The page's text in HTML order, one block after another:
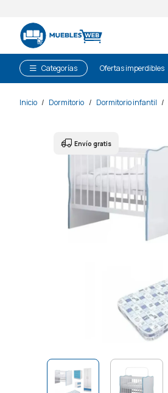
Categorías Ofertas imperdibles
Inicio / Dormitorio / Dormitorio infantil /
Envío gratis